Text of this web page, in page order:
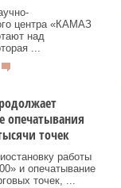
центра «КАМАЗ
над
...
опечатывания
точек
работы
и опечатывание
точек, ...